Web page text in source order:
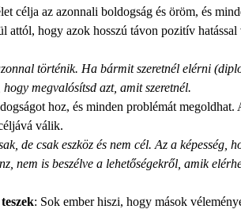
célja az azonnali boldogság és öröm, és
attól, hogy azok hosszú távon pozitív
történik. Ha bármit szeretnél elérni
megvalósítsd azt, amit szeretnél.
hoz, és minden problémát megoldhat.
válik.
de csak eszköz és nem cél. Az a képesség,
nem is beszélve a lehetőségekről, amik
: Sok ember hiszi, hogy mások